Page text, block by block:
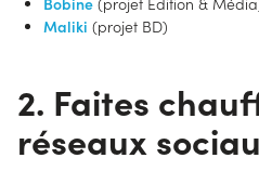
Bobine (projet Edition &
Maliki (projet BD)
2. Faites
réseaux